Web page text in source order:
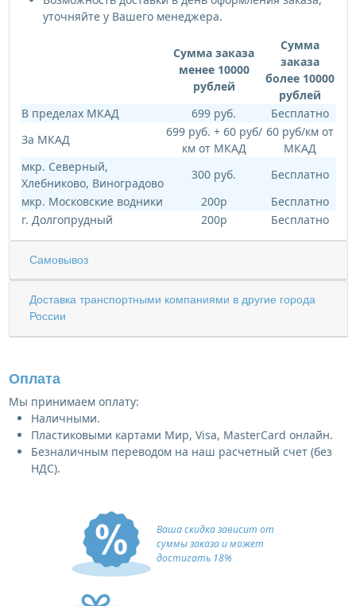
уточняйте у Вашего менеджера.
Сумма заказа
менее 10000
рублей
Сумма
заказа
более 10000
рублей
В пределах МКАД
699 руб.
Бесплатно
За МКАД
699 руб. + 60 руб/
км от МКАД
60 руб/км от
МКАД
мкр. Северный,
Хлебниково, Виноградово
300 руб.
Бесплатно
мкр. Московские водники
200р
Бесплатно
г. Долгопрудный
200р Бесплатно
Самовывоз
Доставка транспортными компаниями в другие города
России
Оплата
Мы принимаем оплату:
Наличными.
Пластиковыми картами Мир, Visa, MasterCard онлайн.
Безналичным переводом на наш расчетный счет (без
НДС).
Ваша скидка зависит от
суммы заказа и может
достигать 18%